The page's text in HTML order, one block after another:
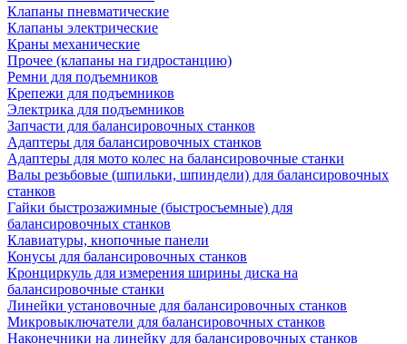
Клапаны пневматические
Клапаны электрические
Краны механические
Прочее (клапаны на гидростанцию)
Ремни для подъемников
Крепежи для подъемников
Электрика для подъемников
Запчасти для балансировочных станков
Адаптеры для балансировочных станков
Адаптеры для мото колес на балансировочные станки
Валы резьбовые (шпильки, шпиндели) для балансировочных
станков
Гайки быстрозажимные (быстросъемные) для
балансировочных станков
Клавиатуры, кнопочные панели
Конусы для балансировочных станков
Кронциркуль для измерения ширины диска на
балансировочные станки
Линейки установочные для балансировочных станков
Микровыключатели для балансировочных станков
Наконечники на линейку для балансировочных станков